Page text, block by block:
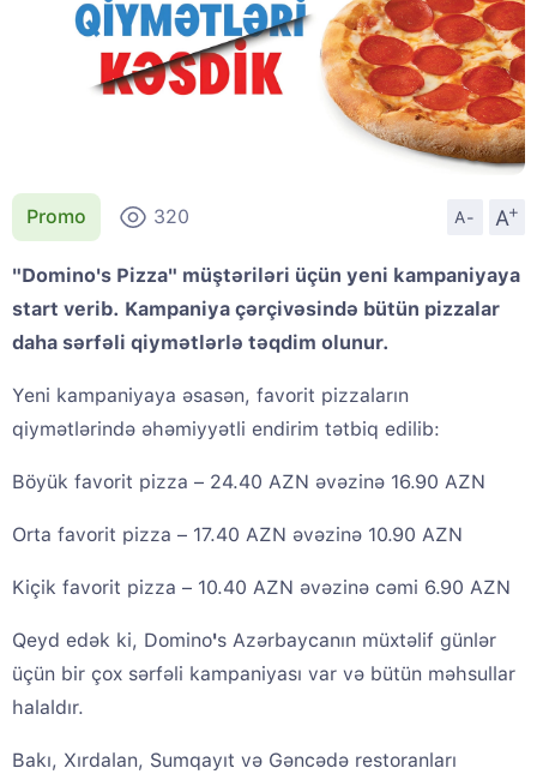
Promo 320 A- A
+
"Domino's Pizza" müştəriləri üçün yeni kampaniyaya
start verib. Kampaniya çərçivəsində bütün pizzalar
daha sərfəli qiymətlərlə təqdim olunur.
Yeni kampaniyaya əsasən, favorit pizzaların
qiymətlərində əhəmiyyətli endirim tətbiq edilib:
Böyük favorit pizza – 24.40 AZN əvəzinə 16.90 AZN
Orta favorit pizza – 17.40 AZN əvəzinə 10.90 AZN
Kiçik favorit pizza – 10.40 AZN əvəzinə cəmi 6.90 AZN
Qeyd edək ki, Domino's Azərbaycanın müxtəlif günlər
üçün bir çox sərfəli kampaniyası var və bütün məhsullar
halaldır.
Bakı, Xırdalan, Sumqayıt və Gəncədə restoranları